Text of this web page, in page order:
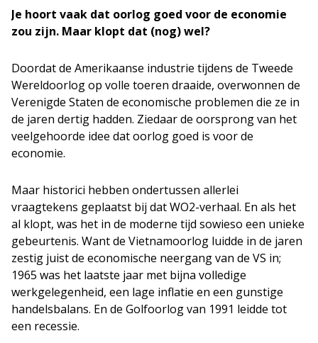
Je hoort vaak dat oorlog goed voor de economie
zou zijn. Maar klopt dat (nog) wel?
Doordat de Amerikaanse industrie tijdens de Tweede
Wereldoorlog op volle toeren draaide, overwonnen de
Verenigde Staten de economische problemen die ze in
de jaren dertig hadden. Ziedaar de oorsprong van het
veelgehoorde idee dat oorlog goed is voor de
economie.
Maar historici hebben ondertussen allerlei
vraagtekens geplaatst bij dat WO2-verhaal. En als het
al klopt, was het in de moderne tijd sowieso een unieke
gebeurtenis. Want de Vietnamoorlog luidde in de jaren
zestig juist de economische neergang van de VS in;
1965 was het laatste jaar met bijna volledige
werkgelegenheid, een lage inflatie en een gunstige
handelsbalans. En de Golfoorlog van 1991 leidde tot
een recessie.